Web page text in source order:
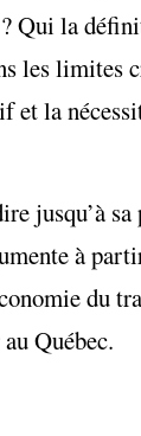
Qui la
les limites
et la
jusqu’à sa
à
du
Québec.